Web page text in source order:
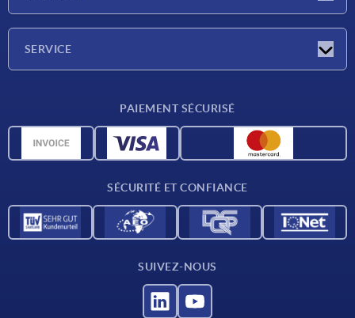
SERVICE
Matériaux
PAIEMENT SÉCURISÉ
SÉCURITÉ ET CONFIANCE
SUIVEZ-NOUS